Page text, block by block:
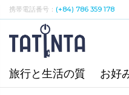
携帯電話番号： (+84) 786 359 178
旅行と生活の質 お好